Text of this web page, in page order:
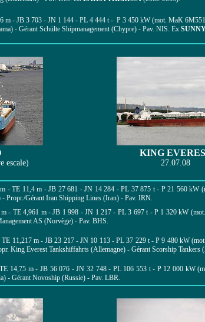
m - JB 3 703 - JN 1 144 - PL 4 444 t -P 3 450 kW (mot. MaK
- GérantSchülte Shipmanagement(Chypre) - Pav. NIS. Ex
escale)
KING
27.07.08
- TE 11,4 m - JB 27 681 - JN 14 284 - PL 37 875 t - P 21 560
Propr./Gérant Iran Shipping Lines (Iran) - Pav. IRN.
m - TE 4,961 m - JB 1 998 - JN 1 217 - PL 3 697 t - P 1 320 kW
AS (Norvège) - Pav. BHS.
TE 11,217 m - JB 23 217 - JN 10 113 - PL 37 229 t -P 9 480 kW
King Everest Tankshiffahrts (Allemagne) - GérantScorship Tankers
14,75 m - JB 56 076 - JN 32 748 - PL 106 553 t - P 12 000 kW
- Gérant Novoship (Russie) - Pav. LBR.